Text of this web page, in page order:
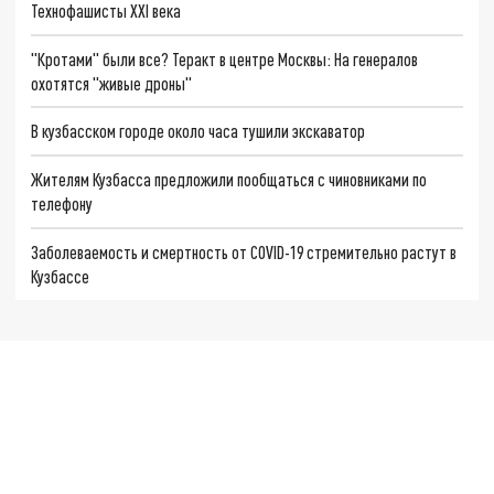
Технофашисты XXI века
"Кротами" были все? Теракт в центре Москвы: На генералов
охотятся "живые дроны"
В кузбасском городе около часа тушили экскаватор
Жителям Кузбасса предложили пообщаться с чиновниками по
телефону
Заболеваемость и смертность от СOVID-19 стремительно растут в
Кузбассе